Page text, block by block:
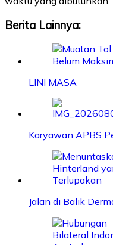
Berita Lainnya:
LINI MASA
Karyawan APBS
Jalan di Balik